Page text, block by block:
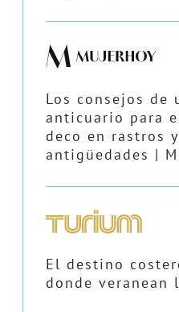
Los consejos de
anticuario para
deco en rastros
antigüedades |
El destino
donde veranean